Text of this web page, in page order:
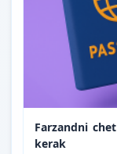
Farzandni
kerak